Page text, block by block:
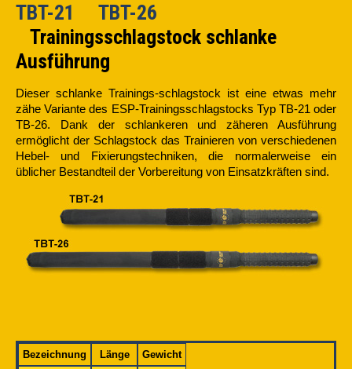
TBT-21 TBT-26
Trainingsschlagstock schlanke
Ausführung
Dieser schlanke Trainings-schlagstock ist eine etwas mehr
zähe Variante des ESP-Trainingsschlagstocks Typ TB-21 oder
TB-26. Dank der schlankeren und zäheren Ausführung
ermöglicht der Schlagstock das Trainieren von verschiedenen
Hebel- und Fixierungstechniken, die normalerweise ein
üblicher Bestandteil der Vorbereitung von Einsatzkräften sind.
Bezeichnung Länge Gewicht